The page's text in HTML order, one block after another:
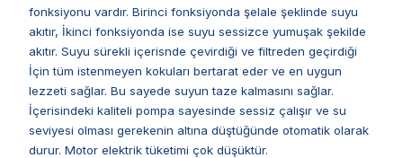
fonksiyonu vardır. Birinci fonksiyonda şelale şeklinde suyu
akıtır, İkinci fonksiyonda ise suyu sessizce yumuşak şekilde
akıtır. Suyu sürekli içerisnde çevirdiği ve filtreden geçirdiği
İçin tüm istenmeyen kokuları bertarat eder ve en uygun
lezzeti sağlar. Bu sayede suyun taze kalmasını sağlar.
İçerisindeki kaliteli pompa sayesinde sessiz çalışır ve su
seviyesi olması gerekenin altına düştüğünde otomatik olarak
durur. Motor elektrik tüketimi çok düşüktür.